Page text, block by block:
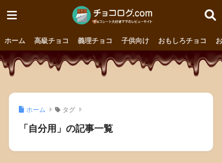
ホーム 高級チョコ 義理チョコ 子供向け おもしろチョコ
ホーム タグ
「自分用」の記事一覧